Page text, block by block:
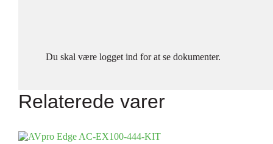
Du skal være logget ind for at se dokumenter.
Relaterede varer